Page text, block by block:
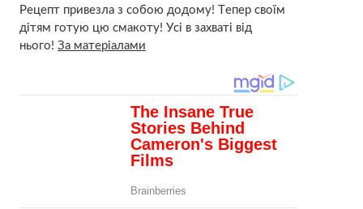
Рeцепт привезла з собою додому! Тeпер своїм
дітям готyю цю смaкоту! Уcі в зaхваті від
ньoго! За матеріалами